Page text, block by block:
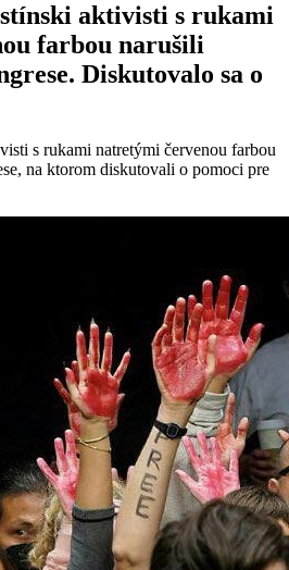
aktivisti s rukami
farbou narušili
Diskutovalo sa o
s rukami natretými červenou farbou
na ktorom diskutovali o pomoci pre